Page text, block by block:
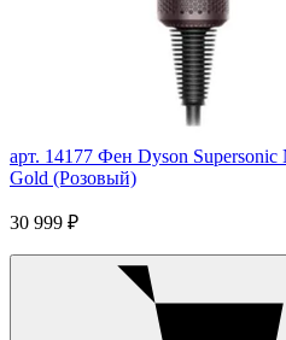
арт. 14177 Фен Dyson Supersonic
Gold (Розовый)
30 999 ₽